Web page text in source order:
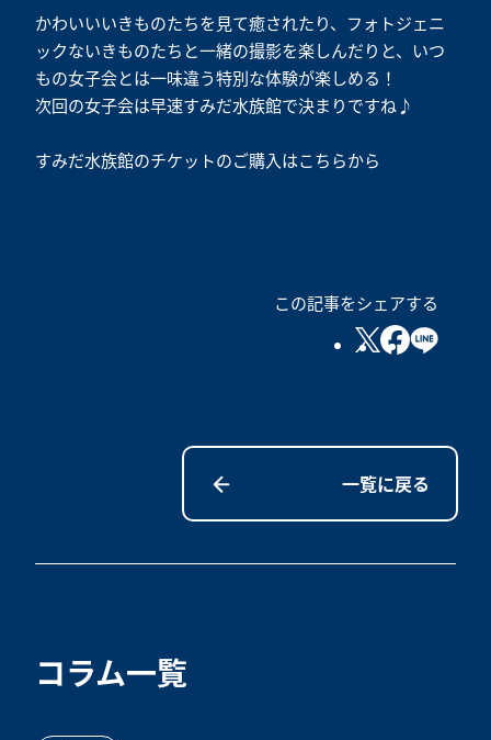
かわいいいきものたちを見て癒されたり、フォトジェニ
ックないきものたちと一緒の撮影を楽しんだりと、いつ
もの女子会とは一味違う特別な体験が楽しめる！
次回の女子会は早速すみだ水族館で決まりですね♪
すみだ水族館のチケットのご購入はこちらから
この記事をシェアする
一覧に戻る
コラム一覧